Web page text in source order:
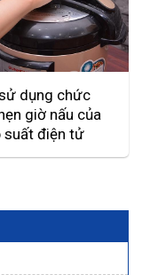
dụng chức
giờ nấu của
suất điện tử